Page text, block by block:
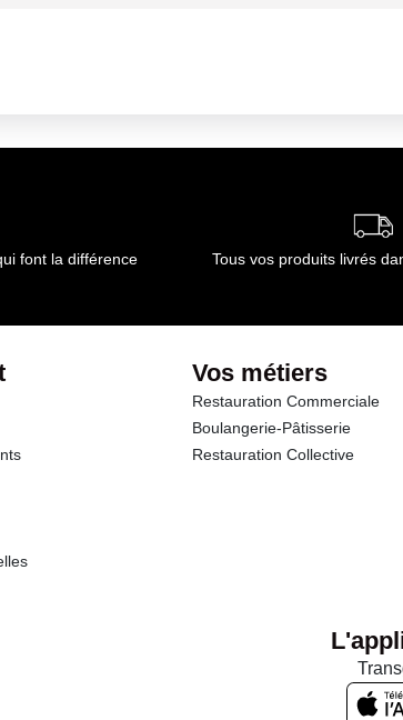
font la différence Tous vos produits livrés
Vos métiers
Restauration Commerciale
Boulangerie-Pâtisserie
Restauration Collective